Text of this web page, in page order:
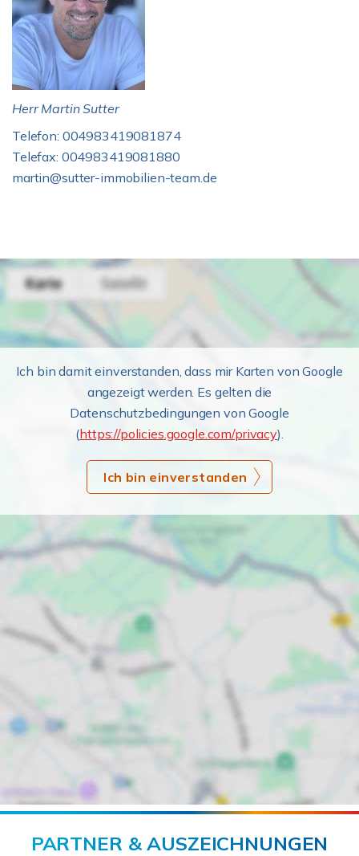
Herr Martin Sutter
Telefon: 004983419081874
Telefax: 004983419081880
martin@sutter-immobilien-team.de
Ich bin damit einverstanden, dass mir Karten von Google
angezeigt werden. Es gelten die
Datenschutzbedingungen von Google
(https://policies.google.com/privacy).
Ich bin einverstanden
PARTNER & AUSZEICHNUNGEN